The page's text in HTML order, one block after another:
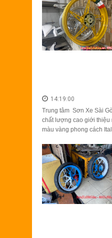
14:19:00
Trung tâm Sơn Xe Sài
chất lượng cao giới
màu vàng phong cách